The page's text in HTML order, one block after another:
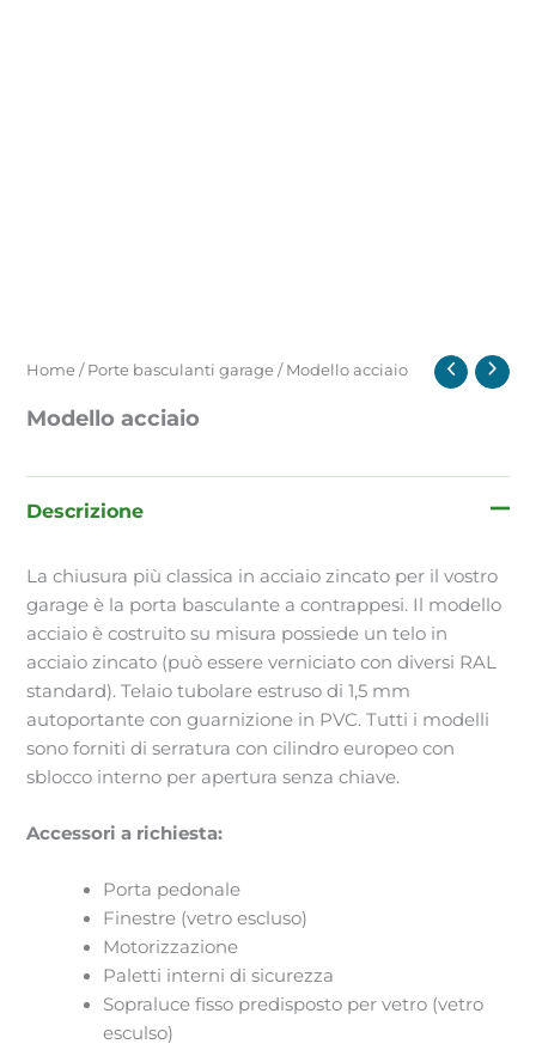
Home/Porte basculanti garage/ Modello acciaio
Modello acciaio
Descrizione
La chiusura più classica in acciaio zincato per il vostro
garage è la porta basculante a contrappesi. Il modello
acciaio è costruito su misura possiede un telo in
acciaio zincato (può essere verniciato con diversi RAL
standard). Telaio tubolare estruso di 1,5 mm
autoportante con guarnizione in PVC. Tutti i modelli
sono forniti di serratura con cilindro europeo con
sblocco interno per apertura senza chiave.
Accessori a richiesta:
Porta pedonale
Finestre (vetro escluso)
Motorizzazione
Paletti interni di sicurezza
Sopraluce fisso predisposto per vetro (vetro
esculso)